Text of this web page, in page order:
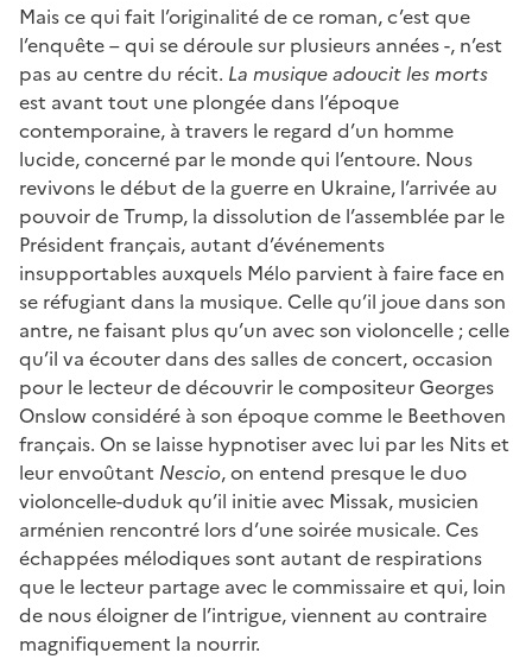
Mais ce qui fait l’originalité de ce roman, c’est que
l’enquête – qui se déroule sur plusieurs années -, n’est
pas au centre du récit. La musique adoucit les morts
est avant tout une plongée dans l’époque
contemporaine, à travers le regard d’un homme
lucide, concerné par le monde qui l’entoure. Nous
revivons le début de la guerre en Ukraine, l’arrivée au
pouvoir de Trump, la dissolution de l’assemblée par le
Président français, autant d’événements
insupportables auxquels Mélo parvient à faire face en
se réfugiant dans la musique. Celle qu’il joue dans son
antre, ne faisant plus qu’un avec son violoncelle ; celle
qu’il va écouter dans des salles de concert, occasion
pour le lecteur de découvrir le compositeur Georges
Onslow considéré à son époque comme le Beethoven
français. On se laisse hypnotiser avec lui par les Nits et
leur envoûtant Nescio, on entend presque le duo
violoncelle-duduk qu’il initie avec Missak, musicien
arménien rencontré lors d’une soirée musicale. Ces
échappées mélodiques sont autant de respirations
que le lecteur partage avec le commissaire et qui, loin
de nous éloigner de l’intrigue, viennent au contraire
magnifiquement la nourrir.